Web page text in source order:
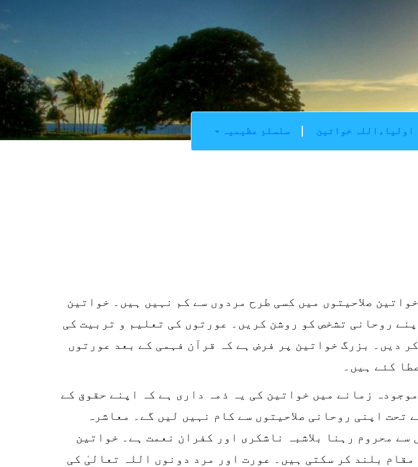
سلسلۂِ عظیمیہ اولیاءاللہ خواتین
صلاحیتوں میں کسی طرح مردوں سے کم نہیں ہیں۔ خواتین
روحانی تشخص کو روشن کریں۔ عورتوں کی تعلیم و تربیت کی
دیں۔ بزرگ خواتین پر فرض ہے کہ قرآن فہمی کے بعد عورتوں
کئے ہیں۔
زمانے میں خواتین کی یہ ذمہ داری ہے کہ اپنے حقوق کے
اپنی روحانی صلاحیتوں سے کام نہیں لیں گے۔ معاشرہ
محروم رہنا بلاشبہ ناشکری اور کفران نعمت ہے۔ خواتین
بلند کر سکتی ہیں۔ عورت اور مرد دونوں اللہ تعالیٰ کی